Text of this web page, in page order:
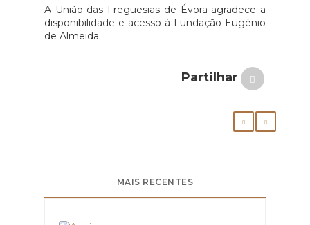
A União das Freguesias de Évora agradece a
disponibilidade e acesso à Fundação Eugénio
de Almeida.
Partilhar
MAIS RECENTES